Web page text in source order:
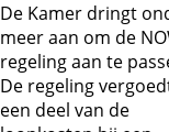
De Kamer dringt
meer aan om de
regeling aan te
De regeling
een deel van de